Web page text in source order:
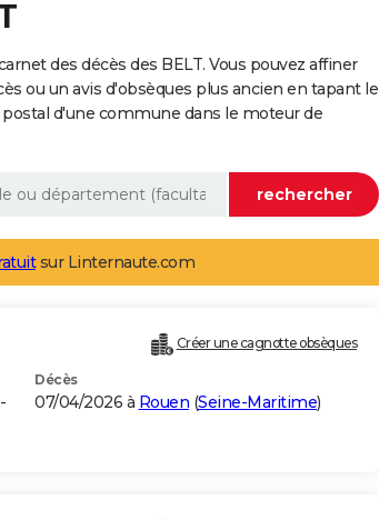
des décès des BELT. Vous pouvez affiner
ou un avis d'obsèques plus ancien en tapant le
d'une commune dans le moteur de
sur Linternaute.com
Créer une cagnotte obsèques
Décès
07/04/2026 à Rouen (Seine-Maritime)